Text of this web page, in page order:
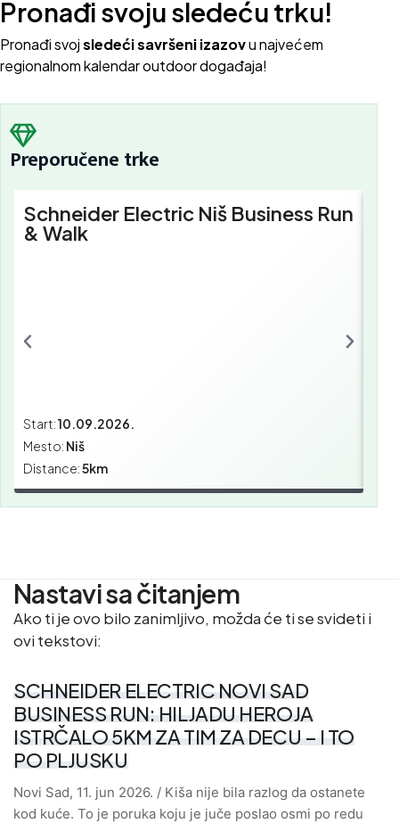
Pronađi svoju sledeću trku!
Pronađi svojsledeći savršeni izazovu najvećem
regionalnom kalendar outdoor događaja!
Preporučene trke
Schneider Electric Niš Business Run
& Walk
Start:10.09.2026.
Mesto: Niš
Distance:5km
Nastavi sa čitanjem
Ako ti je ovo bilo zanimljivo, možda će ti se svideti i
ovi tekstovi:
SCHNEIDER ELECTRIC NOVI SAD
BUSINESS RUN: HILJADU HEROJA
ISTRČALO 5KM ZA TIM ZA DECU – I TO
PO PLJUSKU
Novi Sad, 11. jun 2026. / Kiša nije bila razlog da ostanete
kod kuće. To je poruka koju je juče poslao osmi po redu